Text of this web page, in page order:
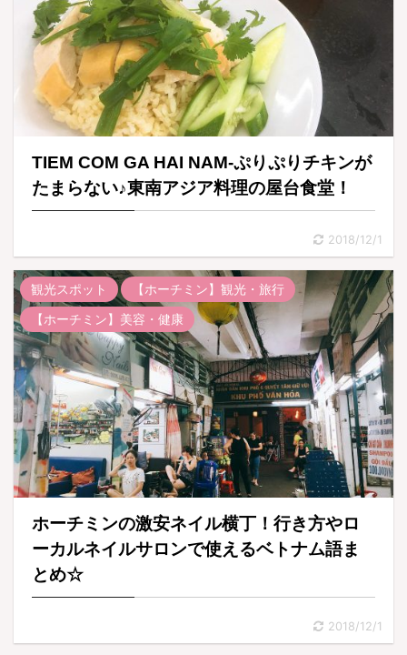
TIEM COM GA HAI NAM-ぷりぷりチキンが
たまらない♪東南アジア料理の屋台食堂！
2018/12/1
観光スポット
【ホーチミン】観光・旅行
【ホーチミン】美容・健康
ホーチミンの激安ネイル横丁！行き方やロ
ーカルネイルサロンで使えるベトナム語ま
とめ☆
2018/12/1